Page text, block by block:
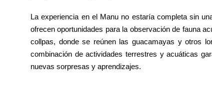
La experiencia en el Manu no estaría completa sin
ofrecen oportunidades para la observación de fauna
collpas, donde se reúnen las guacamayas y otros
combinación de actividades terrestres y acuáticas
nuevas sorpresas y aprendizajes.